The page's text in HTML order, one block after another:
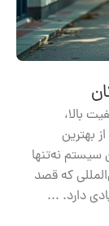
بالا،
بهترین
نه‌تنها
که قصد
دارد. ...